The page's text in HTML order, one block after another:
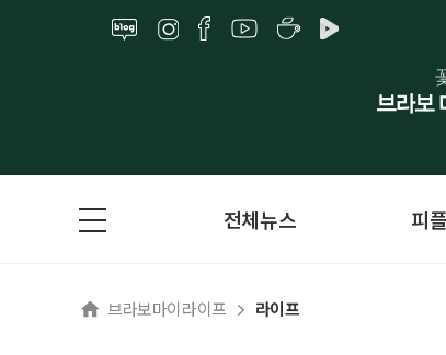
전체뉴스 피플
브라보마이라이프 라이프